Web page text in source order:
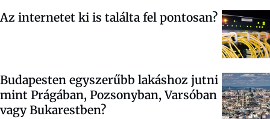
Az internetet ki is találta fel pontosan?
Budapesten egyszerűbb lakáshoz jutni
mint Prágában, Pozsonyban, Varsóban
vagy Bukarestben?